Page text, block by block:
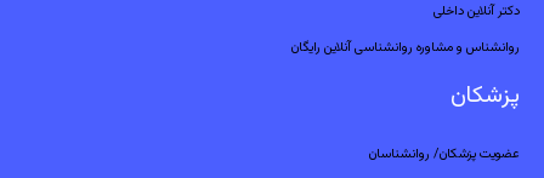
دکتر آنلاین داخلی
روانشناس و مشاوره روانشناسی آنلاین رایگان
پزشکان
عضویت پزشکان/ روانشناسان